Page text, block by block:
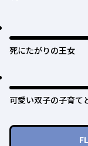
死にたがりの王女
可愛い双子の子育て